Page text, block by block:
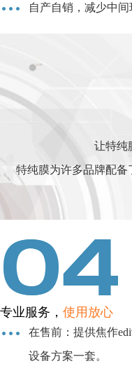
自产自销，减少中
让特纯
特纯膜为许多品牌配备
专业服务， 使用放心
在售前：提供焦作
设备方案一套。